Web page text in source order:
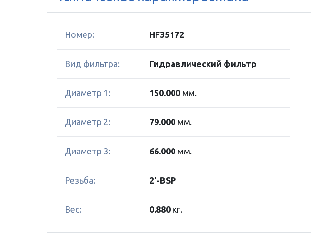
Номер: HF35172
Вид фильтра: Гидравлический фильтр
Диаметр 1: 150.000 мм.
Диаметр 2: 79.000 мм.
Диаметр 3: 66.000 мм.
Резьба: 2'-BSP
Вес: 0.880 кг.